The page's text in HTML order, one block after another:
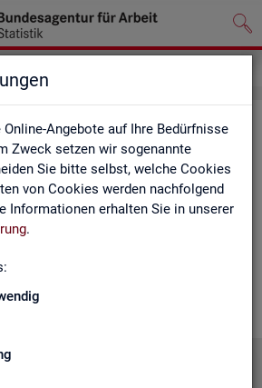
Angebote auf Ihre Bedürfnisse
Zweck setzen wir sogenannte
Sie bitte selbst, welche Cookies
von Cookies werden nachfolgend
Informationen erhalten Sie in unserer
.
nach Re­gio­nen
fin­den Sie Land­kar­ten und Ta­bel­len
Eck­wer­ten zum Ar­beits- und
die Land­kar­ten ge­lan­gen Sie zu den
für die von Ihnen ge­wünsch­te Re­gi­on.
den re­gio­na­len Glie­de­run­gen zu­sam­